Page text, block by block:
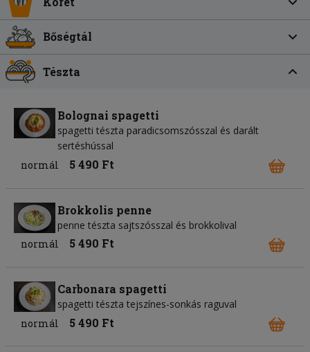
Bőségtál
Tészta
Bolognai spagetti
spagetti tészta paradicsomszósszal és darált
sertéshússal
normál
5 490 Ft
Brokkolis penne
penne tészta sajtszósszal és brokkolival
normál
5 490 Ft
Carbonara spagetti
spagetti tészta tejszínes-sonkás raguval
normál
5 490 Ft